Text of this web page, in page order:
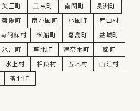
美里町 玉東町 南関町
長洲町
菊陽町 南小国町 小国町
産山村
南阿蘇村 御船町 嘉島町
益城町
氷川町 芦北町 津奈木町
錦町
水上村 相良村 五木村
山江村
苓北町